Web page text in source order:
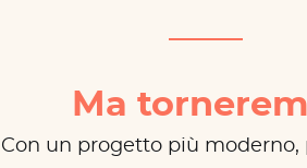
Ma
Con un progetto più moderno,